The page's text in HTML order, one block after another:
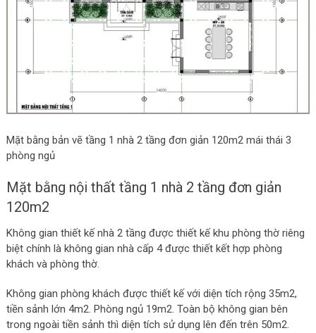
Mặt bằng bản vẽ tầng 1 nhà 2 tầng đơn giản 120m2 mái thái 3
phòng ngủ
Mặt bằng nội thất tầng 1 nhà 2 tầng đơn giản
120m2
Không gian thiết kế nhà 2 tầng được thiết kế khu phòng thờ riêng
biệt chính là không gian nhà cấp 4 được thiết kết hợp phòng
khách và phòng thờ.
Không gian phòng khách được thiết kế với diện tích rộng 35m2,
tiền sảnh lớn 4m2. Phòng ngủ 19m2. Toàn bộ không gian bên
trong ngoài tiền sảnh thì diện tích sử dụng lên đến trên 50m2.